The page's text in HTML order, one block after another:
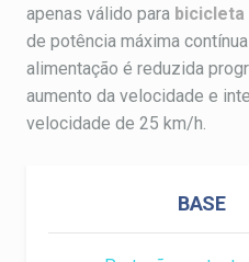
apenas válido para
de potência máxima
alimentação é reduzida
aumento da velocidade e
velocidade de 25 km/h.
BASE